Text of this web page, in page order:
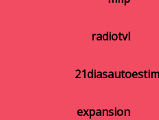
radiotvl
expansion